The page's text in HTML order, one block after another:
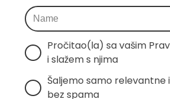
Pročitao(la) sa vašim
i slažem s njima
Šaljemo samo relevantne
bez spama